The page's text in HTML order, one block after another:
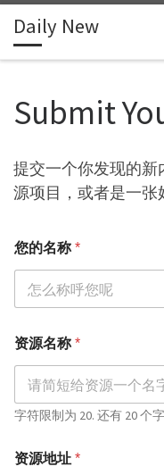
Skip to content
Daily New
Submit
提交一个你发现的
源项目，或者是一张
您的名称*
资源名称*
字符限制为 20. 还有 20 个
资源地址 *